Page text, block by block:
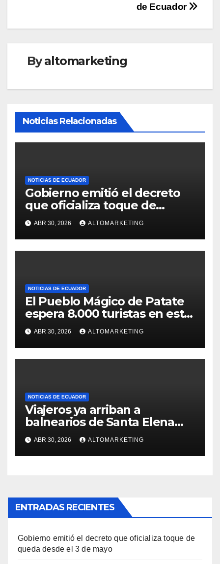
de Ecuador
Byaltomarketing
Noticias Relacionadas
NOTICIAS DE ECUADOR
Gobierno emitió el decreto
que oficializa toque de
queda desde el 3 de mayo
ABR 30, 2026 ALTOMARKETING
NOTICIAS DE ECUADOR
El Pueblo Mágico de Patate
espera 8.000 turistas en este
feriado: estos son sus
atractivos
ABR 30, 2026 ALTOMARKETING
NOTICIAS DE ECUADOR
Viajeros ya arriban a
balnearios de Santa Elena
para disfrutar de feriado
extendido: Salinas y
Montañita con ocupación del
ABR 30, 2026 ALTOMARKETING
ENTRADAS RECIENTES
Gobierno emitió el decreto que oficializa toque de
queda desde el 3 de mayo